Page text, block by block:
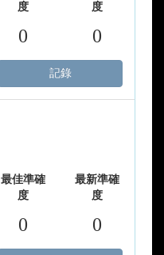
度
度
0 0
記錄
最佳準確
度
最新準確
度
0 0